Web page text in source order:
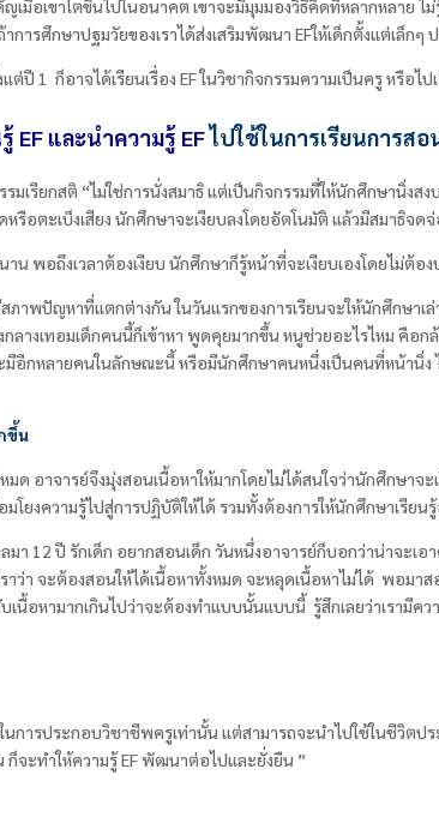
เมื่อเขาโตขึ้นไปในอนาคต เขาจะมีมุมมองวิธีคิดที่หลากหลาย
การศึกษาปฐมวัยของเราได้ส่งเสริมพัฒนา EFให้เด็กตั้งแต่เล็กๆ
แต่ปี 1 ก็อาจได้เรียนเรื่องEFในวิชากิจกรรมความเป็นครู หรือไป
EF และนำความรู้ EFไปใช้ในการเรียนการสอ
รมเรียกสติ “ไม่ใช่การนั่งสมาธิ แต่เป็นกิจกรรมที่ให้นักศึกษานิ่งส
หรือตะเบ็งเสียง นักศึกษาจะเงียบลงโดยอัตโนมัติ แล้วมีสมาธิจด
าน พอถึงเวลาต้องเงียบ นักศึกษาก็รู้หน้าที่จะเงียบเองโดยไม่ต้อ
าพปัญหาที่แตกต่างกัน ในวันแรกของการเรียนจะให้นักศึกษาเล่
ลางเทอมเด็กคนนี้ก็เข้าหา พูดคุยมากขึ้น หนูช่วยอะไรไหม คือ
อีกหลายคนในลักษณะนี้ หรือมีนักศึกษาคนหนึ่งเป็นคนที่หน้านิ่ง
ขึ้น
ด อาจารย์จึงมุ่งสอนเนื้อหาให้มากโดยไม่ได้สนใจว่านักศึกษาจะ
โยงความรู้ไปสู่การปฏิบัติให้ได้ รวมทั้งต้องการให้นักศึกษาเรียน
มา 12ปี รักเด็ก อยากสอนเด็ก วันหนึ่งอาจารย์ก็บอกว่าน่าจะเ
า จะต้องสอนให้ได้เนื้อหาทั้งหมด จะหลุดเนื้อหาไม่ได้ พอมา
เนื้อหามากเกินไปว่าจะต้องทำแบบนั้นแบบนี้ รู้สึกเลยว่าเรามีค
ในการประกอบวิชาชีพครูเท่านั้น แต่สามารถจะนำไปใช้ในชีวิ
ก็จะทำให้ความรู้EFพัฒนาต่อไปและยั่งยืน ”